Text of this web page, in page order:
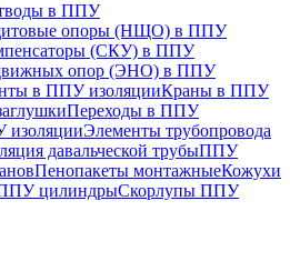
в ППУ
опоры (НЩО) в ППУ
(СКУ) в ППУ
опор (ЭНО) в ППУ
в ППУ изоляцииКраны в ППУ
Переходы в ППУ
Элементы трубопровода
давальческой трубыППУ
Пенопакеты монтажныеКожухи
цилиндрыСкорлупы ППУ